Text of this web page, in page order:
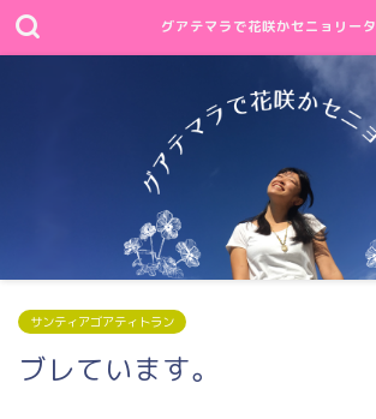
グアテマラで花咲かセニョリータ
サンティアゴアティトラン
ブレています。